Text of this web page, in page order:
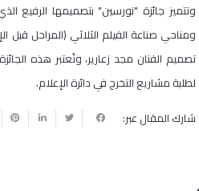
وتتميز جائزة "نورسين" بتصميمها الرفيع
ومناحي صناعة الفيلم الثلاثي (المراحل قبل
تصميم الفنان مجد زعارير، وتُعتبر هذه
لطلبة مشاريع التخرج في دائرة الإعلام.
شارك المقال عبر: